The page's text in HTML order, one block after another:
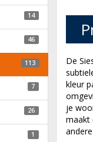
De
kleur
je
maakt
14
46
113
7
26
1